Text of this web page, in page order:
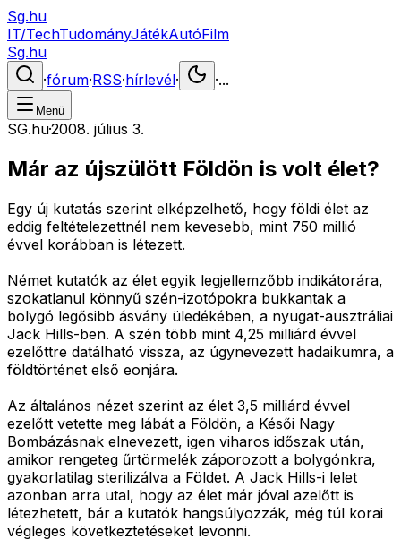
Sg.hu
IT/TechTudományJátékAutóFilm
Sg.hu
·fórum·RSS·hírlevél· ·...
Menü
SG.hu·2008. július 3.
Már az újszülött Földön is volt élet?
Egy új kutatás szerint elképzelhető, hogy földi élet az
eddig feltételezettnél nem kevesebb, mint 750 millió
évvel korábban is létezett.
Német kutatók az élet egyik legjellemzőbb indikátorára,
szokatlanul könnyű szén-izotópokra bukkantak a
bolygó legősibb ásvány üledékében, a nyugat-ausztráliai
Jack Hills-ben. A szén több mint 4,25 milliárd évvel
ezelőttre datálható vissza, az úgynevezett hadaikumra, a
földtörténet első eonjára.
Az általános nézet szerint az élet 3,5 milliárd évvel
ezelőtt vetette meg lábát a Földön, a Késői Nagy
Bombázásnak elnevezett, igen viharos időszak után,
amikor rengeteg űrtörmelék záporozott a bolygónkra,
gyakorlatilag sterilizálva a Földet. A Jack Hills-i lelet
azonban arra utal, hogy az élet már jóval azelőtt is
létezhetett, bár a kutatók hangsúlyozzák, még túl korai
végleges következtetéseket levonni.